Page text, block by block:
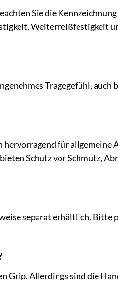
Sie die
Weiterreißfestigkeit
Tragegefühl, auch
hervorragend für allgemeine
Schutz vor Schmutz,
separat erhältlich. Bitte
Grip. Allerdings sind die